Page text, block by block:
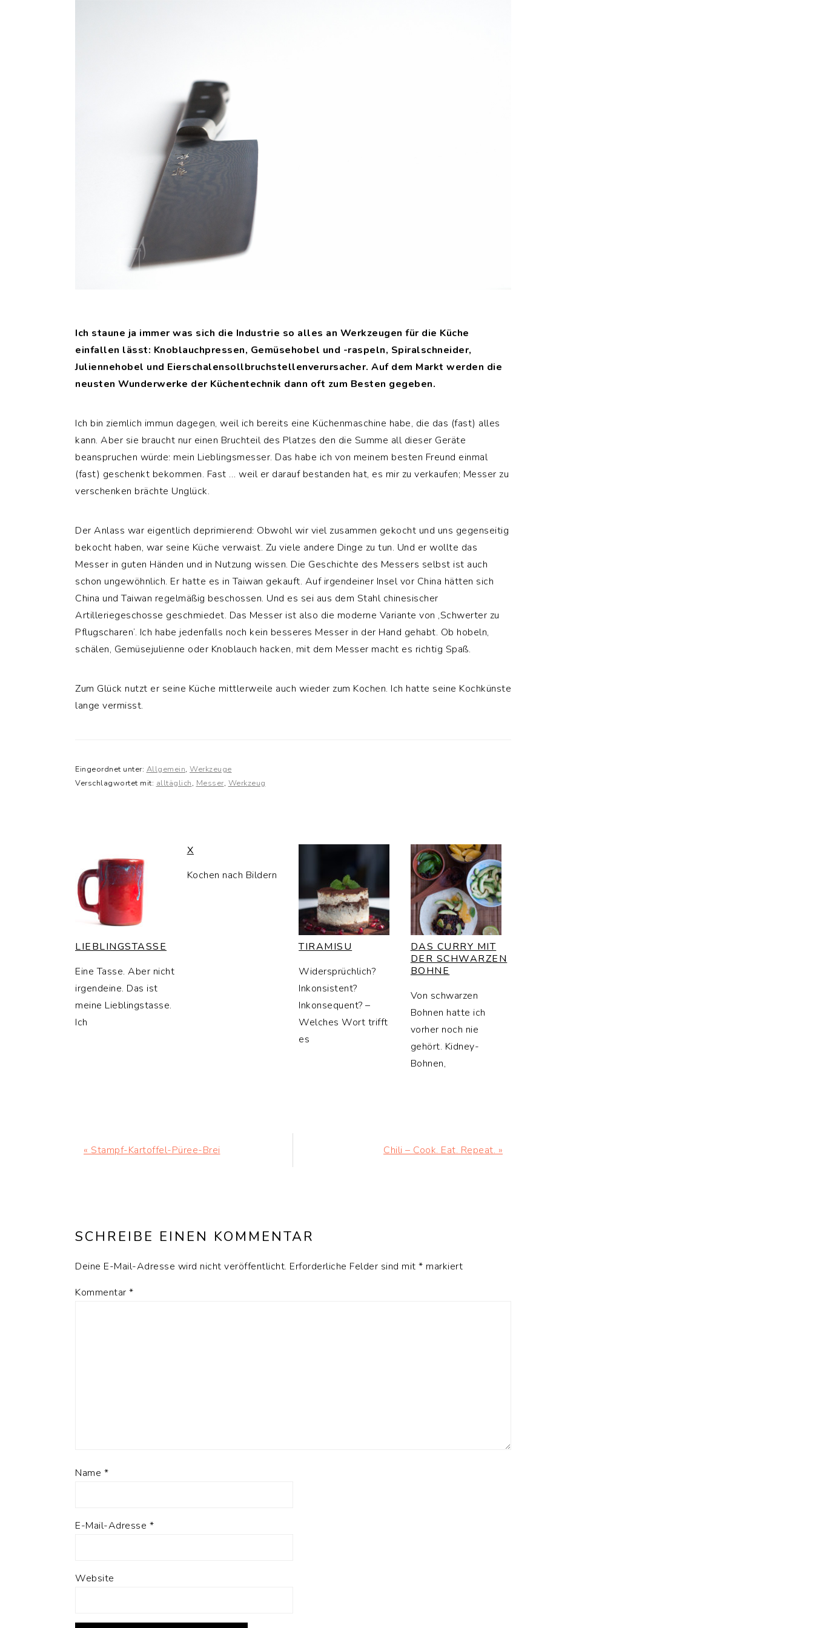
Ich staune ja immer was sich die Industrie so alles an Werkzeugen für die Küche
einfallen lässt: Knoblauchpressen, Gemüsehobel und -raspeln, Spiralschneider,
Juliennehobel und Eierschalensollbruchstellenverursacher. Auf dem Markt werden die
neusten Wunderwerke der Küchentechnik dann oft zum Besten gegeben.
Ich bin ziemlich immun dagegen, weil ich bereits eine Küchenmaschine habe, die das (fast) alles
kann. Aber sie braucht nur einen Bruchteil des Platzes den die Summe all dieser Geräte
beanspruchen würde: mein Lieblingsmesser. Das habe ich von meinem besten Freund einmal
(fast) geschenkt bekommen. Fast … weil er darauf bestanden hat, es mir zu verkaufen; Messer zu
verschenken brächte Unglück.
Der Anlass war eigentlich deprimierend: Obwohl wir viel zusammen gekocht und uns gegenseitig
bekocht haben, war seine Küche verwaist. Zu viele andere Dinge zu tun. Und er wollte das
Messer in guten Händen und in Nutzung wissen. Die Geschichte des Messers selbst ist auch
schon ungewöhnlich. Er hatte es in Taiwan gekauft. Auf irgendeiner Insel vor China hätten sich
China und Taiwan regelmäßig beschossen. Und es sei aus dem Stahl chinesischer
Artilleriegeschosse geschmiedet. Das Messer ist also die moderne Variante von ‚Schwerter zu
Pflugscharen‘. Ich habe jedenfalls noch kein besseres Messer in der Hand gehabt. Ob hobeln,
schälen, Gemüsejulienne oder Knoblauch hacken, mit dem Messer macht es richtig Spaß.
Zum Glück nutzt er seine Küche mittlerweile auch wieder zum Kochen. Ich hatte seine Kochkünste
lange vermisst.
Eingeordnet unter: Allgemein, Werkzeuge
Verschlagwortet mit: alltäglich, Messer, Werkzeug
LIEBLINGSTASSE
Eine Tasse. Aber nicht
irgendeine. Das ist
meine Lieblingstasse.
Ich
X
Kochen nach Bildern
TIRAMISU
Widersprüchlich?
Inkonsistent?
Inkonsequent? –
Welches Wort trifft
es
DAS CURRY MIT
DER SCHWARZEN
BOHNE
Von schwarzen
Bohnen hatte ich
vorher noch nie
gehört. Kidney-
Bohnen,
Vorheriger
« Stampf-Kartoffel-Püree-Brei
Nächster
Chili – Cook. Eat. Repeat. »
SCHREIBE EINEN KOMMENTAR
Deine E-Mail-Adresse wird nicht veröffentlicht. Erforderliche Felder sind mit * markiert
Kommentar *
Name *
E-Mail-Adresse *
Website